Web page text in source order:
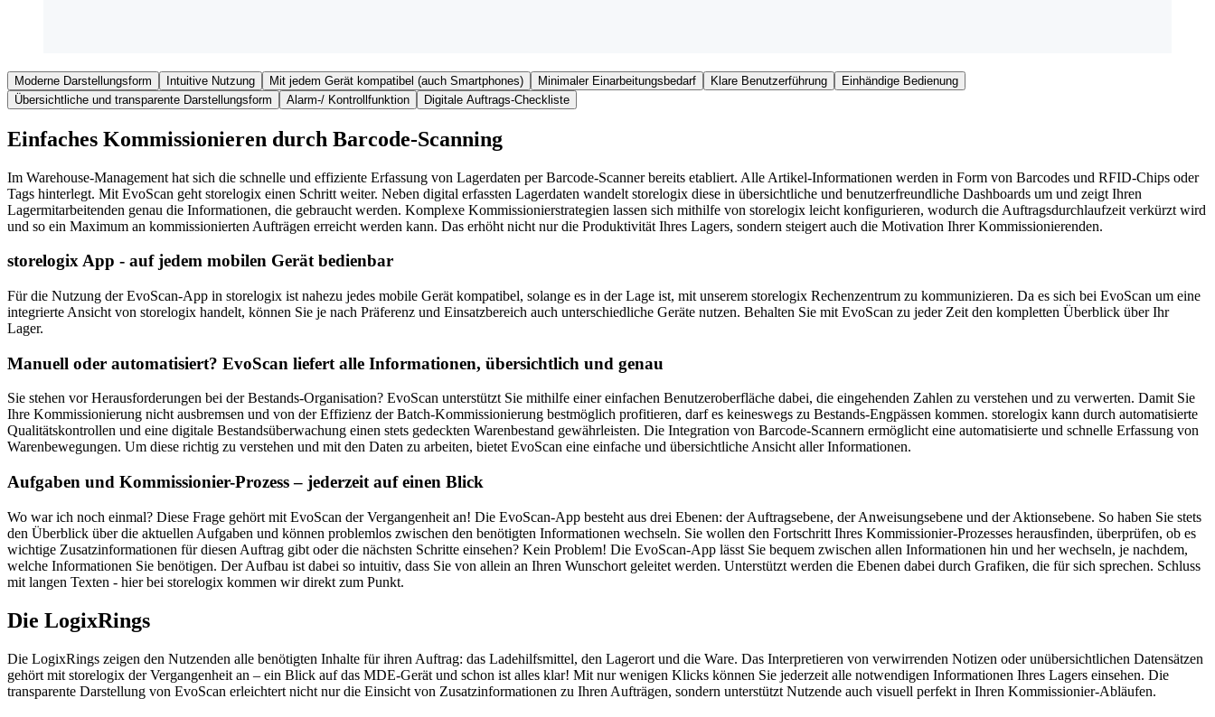
Moderne Darstellungsform Intuitive Nutzung Mit jedem Gerät kompatibel (auch Smartphones) Minimaler Einarbeitungsbedarf Klare Benutzerführung
Einhändige Bedienung
Übersichtliche und transparente Darstellungsform
Alarm-/ Kontrollfunktion Digitale Auftrags-Checkliste
Einfaches Kommissionieren durch Barcode-Scanning
Im Warehouse-Management hat sich die schnelle und effiziente Erfassung von Lagerdaten per Barcode-Scanner bereits etabliert. Alle Artikel-Informationen werden in Form von Barcodes und RFID-Chips oder
Tags hinterlegt. Mit EvoScan geht storelogix einen Schritt weiter. Neben digital erfassten Lagerdaten wandelt storelogix diese in übersichtliche und benutzerfreundliche Dashboards um und zeigt Ihren
Lagermitarbeitenden genau die Informationen, die gebraucht werden. Komplexe Kommissionierstrategien lassen sich mithilfe von storelogix leicht konfigurieren, wodurch die Auftragsdurchlaufzeit verkürzt wird
und so ein Maximum an kommissionierten Aufträgen erreicht werden kann. Das erhöht nicht nur die Produktivität Ihres Lagers, sondern steigert auch die Motivation Ihrer Kommissionierenden.
storelogix App - auf jedem mobilen Gerät bedienbar
Für die Nutzung der EvoScan-App in storelogix ist nahezu jedes mobile Gerät kompatibel, solange es in der Lage ist, mit unserem storelogix Rechenzentrum zu kommunizieren. Da es sich bei EvoScan um eine
integrierte Ansicht von storelogix handelt, können Sie je nach Präferenz und Einsatzbereich auch unterschiedliche Geräte nutzen. Behalten Sie mit EvoScan zu jeder Zeit den kompletten Überblick über Ihr
Lager.
Manuell oder automatisiert? EvoScan liefert alle Informationen, übersichtlich und genau
Sie stehen vor Herausforderungen bei der Bestands-Organisation? EvoScan unterstützt Sie mithilfe einer einfachen Benutzeroberfläche dabei, die eingehenden Zahlen zu verstehen und zu verwerten. Damit Sie
Ihre Kommissionierung nicht ausbremsen und von der Effizienz der Batch-Kommissionierung bestmöglich profitieren, darf es keineswegs zu Bestands-Engpässen kommen. storelogix kann durch automatisierte
Qualitätskontrollen und eine digitale Bestandsüberwachung einen stets gedeckten Warenbestand gewährleisten. Die Integration von Barcode-Scannern ermöglicht eine automatisierte und schnelle Erfassung von
Warenbewegungen. Um diese richtig zu verstehen und mit den Daten zu arbeiten, bietet EvoScan eine einfache und übersichtliche Ansicht aller Informationen.
Aufgaben und Kommissionier-Prozess – jederzeit auf einen Blick
Wo war ich noch einmal? Diese Frage gehört mit EvoScan der Vergangenheit an! Die EvoScan-App besteht aus drei Ebenen: der Auftragsebene, der Anweisungsebene und der Aktionsebene. So haben Sie stets
den Überblick über die aktuellen Aufgaben und können problemlos zwischen den benötigten Informationen wechseln. Sie wollen den Fortschritt Ihres Kommissionier-Prozesses herausfinden, überprüfen, ob es
wichtige Zusatzinformationen für diesen Auftrag gibt oder die nächsten Schritte einsehen? Kein Problem! Die EvoScan-App lässt Sie bequem zwischen allen Informationen hin und her wechseln, je nachdem,
welche Informationen Sie benötigen. Der Aufbau ist dabei so intuitiv, dass Sie von allein an Ihren Wunschort geleitet werden. Unterstützt werden die Ebenen dabei durch Grafiken, die für sich sprechen. Schluss
mit langen Texten - hier bei storelogix kommen wir direkt zum Punkt.
Die LogixRings
Die LogixRings zeigen den Nutzenden alle benötigten Inhalte für ihren Auftrag: das Ladehilfsmittel, den Lagerort und die Ware. Das Interpretieren von verwirrenden Notizen oder unübersichtlichen Datensätzen
gehört mit storelogix der Vergangenheit an – ein Blick auf das MDE-Gerät und schon ist alles klar! Mit nur wenigen Klicks können Sie jederzeit alle notwendigen Informationen Ihres Lagers einsehen. Die
transparente Darstellung von EvoScan erleichtert nicht nur die Einsicht von Zusatzinformationen zu Ihren Aufträgen, sondern unterstützt Nutzende auch visuell perfekt in Ihren Kommissionier-Abläufen.